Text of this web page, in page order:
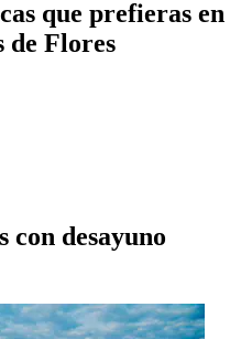
que prefieras en
de Flores
con desayuno